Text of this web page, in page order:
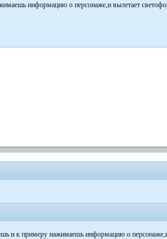
информацию о персонаже,и вылетает
и к примеру нажимаешь информацию о